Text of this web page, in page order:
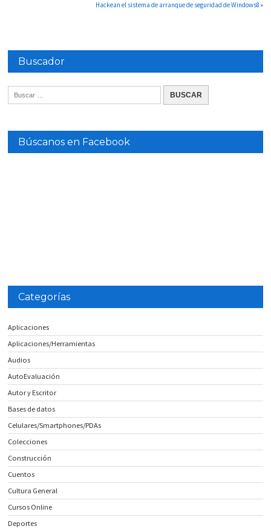
Hackean el sistema de arranque de seguridad de Windows8 »
Buscador
Búscanos en Facebook
Categorías
Aplicaciones
Aplicaciones/Herramientas
Audios
AutoEvaluación
Autor y Escritor
Bases de datos
Celulares/Smartphones/PDAs
Colecciones
Construcción
Cuentos
Cultura General
Cursos Online
Deportes